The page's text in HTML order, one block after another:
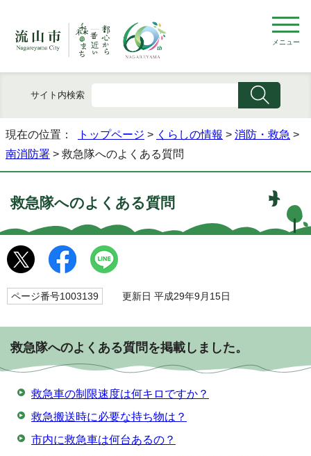
メニュー
サイト内検索
現在の位置： トップページ > くらしの情報 > 消防・救急 >
南消防署 > 救急隊へのよくある質問
救急隊へのよくある質問
ページ番号1003139 更新日 平成29年9月15日
救急隊へのよくある質問を掲載しました。
救急車の制限速度は何キロですか？
救急搬送時に必要な持ち物は？
市内に救急車は何台あるの？